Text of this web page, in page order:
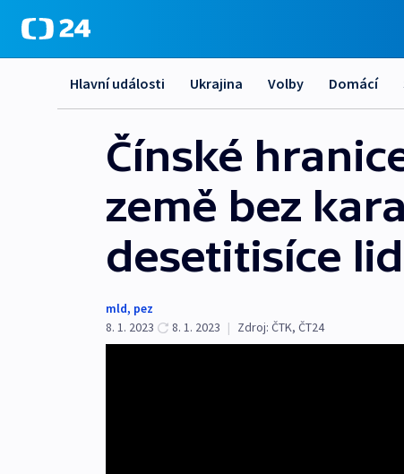
Hlavní události Ukrajina Volby Domácí
Čínské
země bez
desetitisíce
mld, pez
8. 1. 2023
8. 1. 2023 | Zdroj: ČTK, ČT24